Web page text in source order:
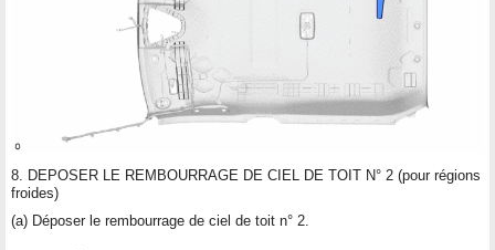
8. DEPOSER LE REMBOURRAGE DE CIEL DE TOIT N° 2 (pour régions
froides)
(a) Déposer le rembourrage de ciel de toit n° 2.